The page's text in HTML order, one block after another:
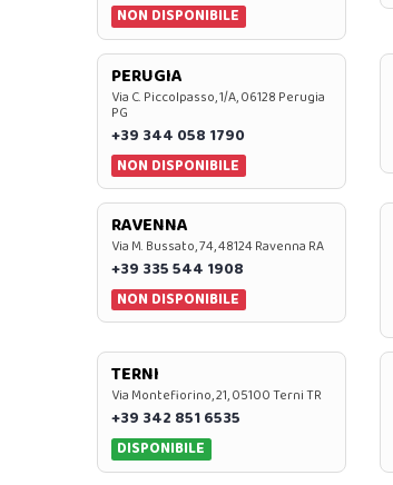
NON DISPONIBILE
PERUGIA
Via C. Piccolpasso, 1/A, 06128 Perugia
PG
+39 344 058 1790
NON DISPONIBILE
RAVENNA
Via M. Bussato, 74, 48124 Ravenna RA
+39 335 544 1908
NON DISPONIBILE
TERNI
Via Montefiorino, 21, 05100 Terni TR
+39 342 851 6535
DISPONIBILE